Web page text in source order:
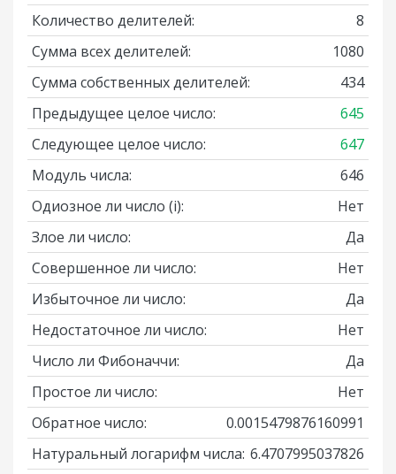
Количество делителей:
8
Сумма всех делителей:
1080
Сумма собственных делителей:
434
Предыдущее целое число:
645
Следующее целое число:
647
Модуль числа:
646
Одиозное ли число (i):
Нет
Злое ли число:
Да
Совершенное ли число:
Нет
Избыточное ли число:
Да
Недостаточное ли число:
Нет
Число ли Фибоначчи:
Да
Простое ли число:
Нет
Обратное число:
0.0015479876160991
Натуральный логарифм числа: 6.4707995037826